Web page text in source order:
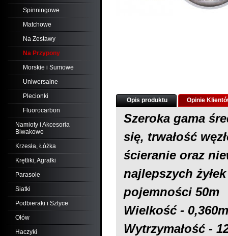
Spinningowe
Matchowe
Na Zestawy
Na Przypony
Morskie i Sumowe
Uniwersalne
Plecionki
Fluorocarbon
Namioty i Akcesoria
Biwakowe
Krzesła, Łóżka
Krętliki, Agrafki
Parasole
Siatki
Podbieraki i Sztyce
Ołów
Haczyki
Opis produktu Opinie
Szeroka gama
się, trwałość
ścieranie oraz
najlepszych
pojemności 50m
Wielkość -
Wytrzymałość -